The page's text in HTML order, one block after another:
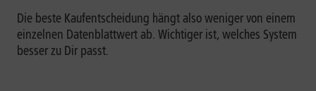
Die beste Kaufentscheidung hängt also weniger von einem
einzelnen Datenblattwert ab. Wichtiger ist, welches System
besser zu Dir passt.